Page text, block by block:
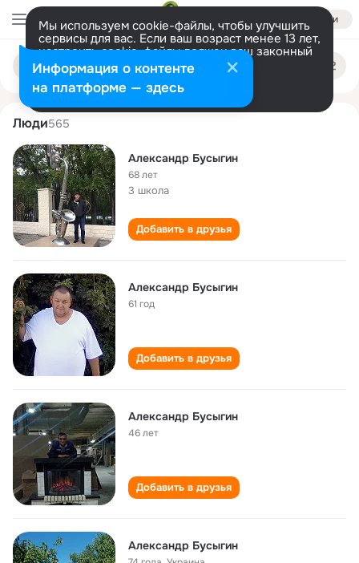
Войти
Мы используем cookie-файлы, чтобы улучшить
сервисы для вас. Если ваш возраст менее 13 лет,
настроить cookie-файлы должен ваш законный
представитель. Больше информации
Разрешить все Настроить
Поиск
людям
aleksandr busygin
Люди565
Александр Бусыгин
68 лет
3 школа
Добавить в друзья
Александр Бусыгин
61 год
Добавить в друзья
Александр Бусыгин
46 лет
Добавить в друзья
Александр Бусыгин
Информация о контенте
на платформе — здесь